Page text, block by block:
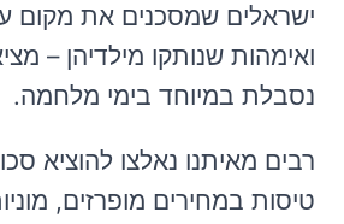
ישראלים שמסכנים את מקום
ואימהות שנותקו מילדיהן –
נסבלת במיוחד בימי מלחמה.
רבים מאיתנו נאלצו להוציא
טיסות במחירים מופרזים,